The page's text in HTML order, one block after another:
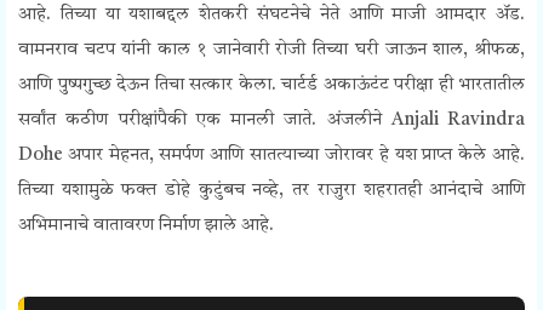
आहे. तिच्या या यशाबद्दल शेतकरी संघटनेचे नेते आणि माजी आमदार ॲड.
वामनराव चटप यांनी काल १ जानेवारी रोजीतिच्या घरी जाऊन शाल, श्रीफळ,
आणि पुष्पगुच्छ देऊन तिचा सत्कार केला.चार्टर्ड अकाऊंटंट परीक्षा ही भारतातील
सर्वांत कठीण परीक्षांपैकी एक मानली जाते. अंजलीने Anjali Ravindra
Dohe अपार मेहनत, समर्पण आणि सातत्याच्या जोरावर हे यश प्राप्त केले आहे.
तिच्या यशामुळे फक्त डोहे कुटुंबच नव्हे, तर राजुरा शहरातही आनंदाचे आणि
अभिमानाचे वातावरण निर्माण झाले आहे.